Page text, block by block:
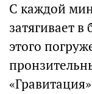
С каждой
затягивает
этого